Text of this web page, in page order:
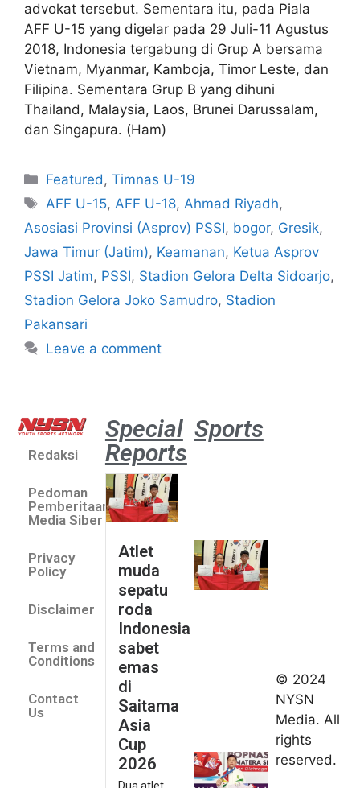
advokat tersebut. Sementara itu, pada Piala
AFF U-15 yang digelar pada 29 Juli-11 Agustus
2018, Indonesia tergabung di Grup A bersama
Vietnam, Myanmar, Kamboja, Timor Leste, dan
Filipina. Sementara Grup B yang dihuni
Thailand, Malaysia, Laos, Brunei Darussalam,
dan Singapura. (Ham)
Featured,Timnas U-19
AFF U-15,AFF U-18,Ahmad Riyadh,
Asosiasi Provinsi (Asprov) PSSI, bogor, Gresik,
Jawa Timur (Jatim), Keamanan, Ketua Asprov
PSSI Jatim, PSSI, Stadion Gelora Delta Sidoarjo,
Stadion Gelora Joko Samudro, Stadion
Pakansari
Leave a comment
Redaksi
Pedoman
Pemberitaan
Media Siber
Privacy
Policy
Disclaimer
Terms and
Conditions
Contact
Us
Special
Reports
Atlet
muda
sepatu
roda
Indonesia
sabet
emas
di
Saitama
Asia
Cup
2026
Sports
2026
Indonesia
kirim tiga
lifter
muda ke
© 2024
NYSN
Media. All
rights
reserved.